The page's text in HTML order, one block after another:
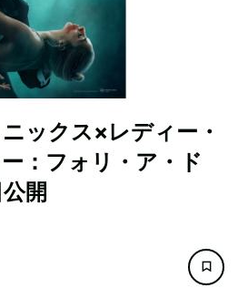
ックス×レディー・
：フォリ・ア・ド
開